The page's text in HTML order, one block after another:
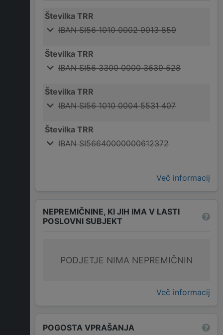
Številka TRR
IBAN SI56 1010 0002 9013 859
Številka TRR
IBAN SI56 3300 0000 3639 528
Številka TRR
IBAN SI56 1010 0004 5531 407
Številka TRR
IBAN SI56640000000612372
Več informacij
NEPREMIČNINE, KI JIH IMA V LASTI
POSLOVNI SUBJEKT
PODJETJE NIMA NEPREMIČNIN
Več informacij
POGOSTA VPRAŠANJA